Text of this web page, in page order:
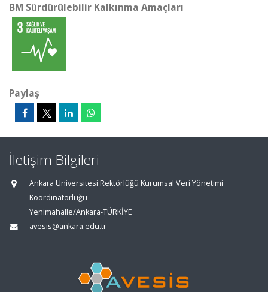
BM Sürdürülebilir Kalkınma Amaçları
Paylaş
İletişim Bilgileri
Ankara Üniversitesi Rektörlüğü Kurumsal Veri Yönetimi
Koordinatörlüğü
Yenimahalle/Ankara-TÜRKİYE
avesis@ankara.edu.tr